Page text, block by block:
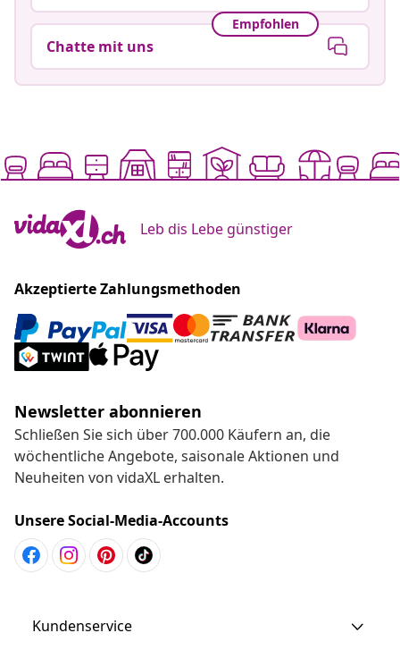
Empfohlen
Chatte mit uns
Leb dis Lebe günstiger
Akzeptierte Zahlungsmethoden
Newsletter abonnieren
Schließen Sie sich über 700.000 Käufern an, die
wöchentliche Angebote, saisonale Aktionen und
Neuheiten von vidaXL erhalten.
Unsere Social-Media-Accounts
Kundenservice